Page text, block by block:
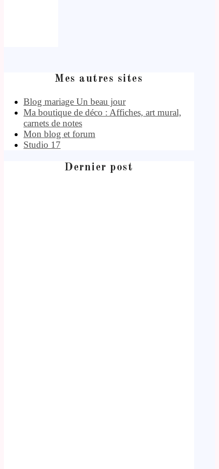
Mes autres sites
Blog mariage Un beau jour
Ma boutique de déco : Affiches, art mural,
carnets de notes
Mon blog et forum
Studio 17
Dernier post